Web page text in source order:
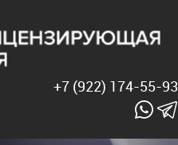
+7 (922) 174-55-93